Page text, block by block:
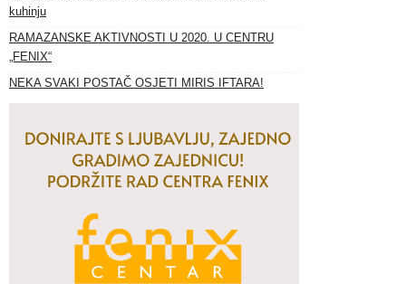
kuhinju
RAMAZANSKE AKTIVNOSTI U 2020. U CENTRU
„FENIX“
NEKA SVAKI POSTAČ OSJETI MIRIS IFTARA!